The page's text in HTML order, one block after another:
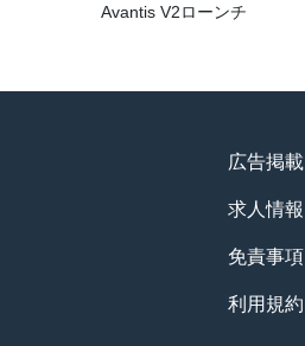
Avantis V2ローンチ
広告掲載
求人情報
免責事項
利用規約